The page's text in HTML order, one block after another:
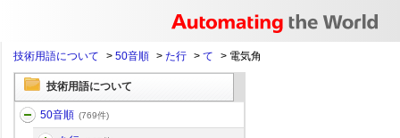
技術用語について > 50音順 > た行 > て > 電気角
技術用語について
50音順 (769件)